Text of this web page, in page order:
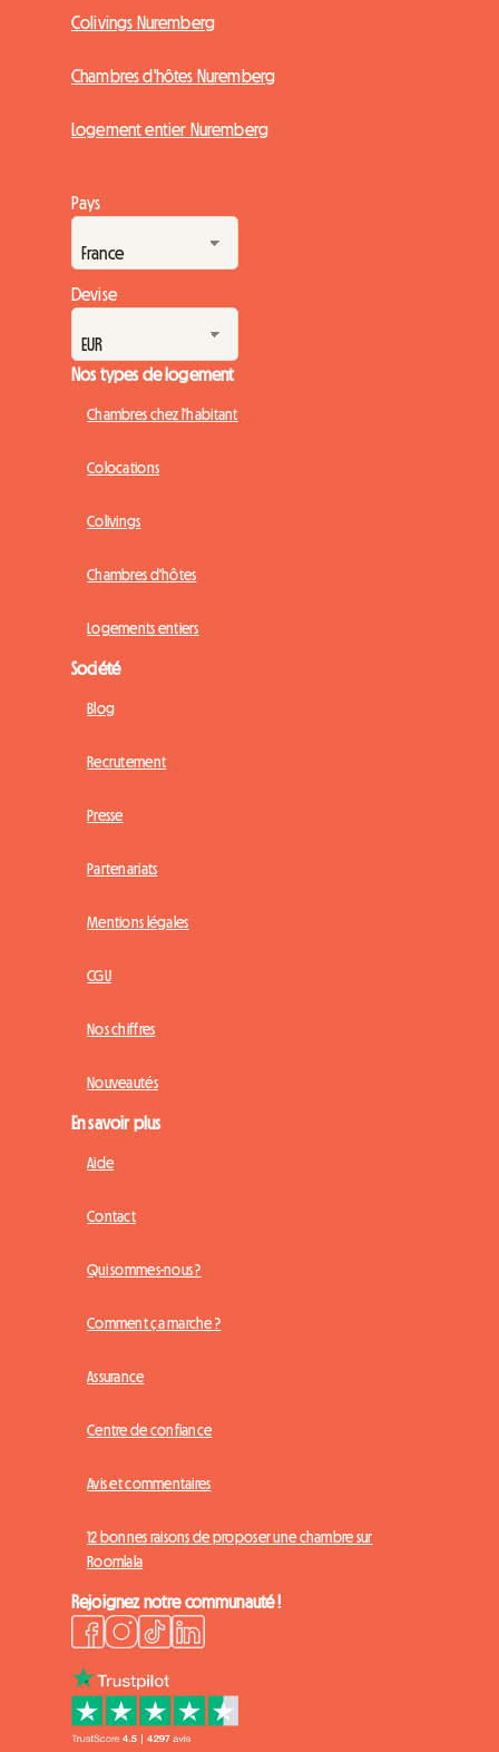
Colivings Nuremberg
Chambres d'hôtes Nuremberg
Logement entier Nuremberg
Pays
Devise
Nos types de logement
Chambres chez l'habitant
Colocations
Colivings
Chambres d'hôtes
Logements entiers
Société
Blog
Recrutement
Presse
Partenariats
Mentions légales
CGU
Nos chiffres
Nouveautés
En savoir plus
Aide
Contact
Qui sommes-nous ?
Comment ça marche ?
Assurance
Centre de confiance
Avis et commentaires
12 bonnes raisons de proposer une chambre sur
Roomlala
Rejoignez notre communauté !